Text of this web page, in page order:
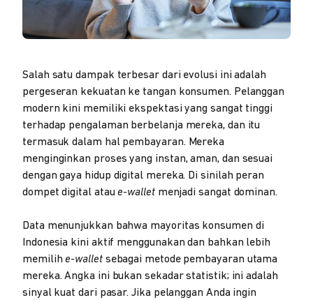
Salah satu dampak terbesar dari evolusi ini adalah
pergeseran kekuatan ke tangan konsumen. Pelanggan
modern kini memiliki ekspektasi yang sangat tinggi
terhadap pengalaman berbelanja mereka, dan itu
termasuk dalam hal pembayaran. Mereka
menginginkan proses yang instan, aman, dan sesuai
dengan gaya hidup digital mereka. Di sinilah peran
dompet digital ataue-walletmenjadi sangat dominan.
Data menunjukkan bahwa mayoritas konsumen di
Indonesia kini aktif menggunakan dan bahkan lebih
memilihe-walletsebagai metode pembayaran utama
mereka. Angka ini bukan sekadar statistik; ini adalah
sinyal kuat dari pasar. Jika pelanggan Anda ingin